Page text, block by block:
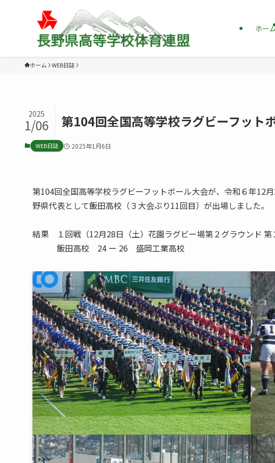
ホー
ホーム WEB日誌
第104回全国高等学校ラグビーフット
2025
1/06
WEB日誌 2025年1月6日
第104回全国高等学校ラグビーフットボール大会が、令和６年12
野県代表として飯田高校（３大会ぶり11回目）が出場しました。
結果 １回戦（12月28日（土）花園ラグビー場第２グラウンド 第
飯田高校 24 ー 26 盛岡工業高校